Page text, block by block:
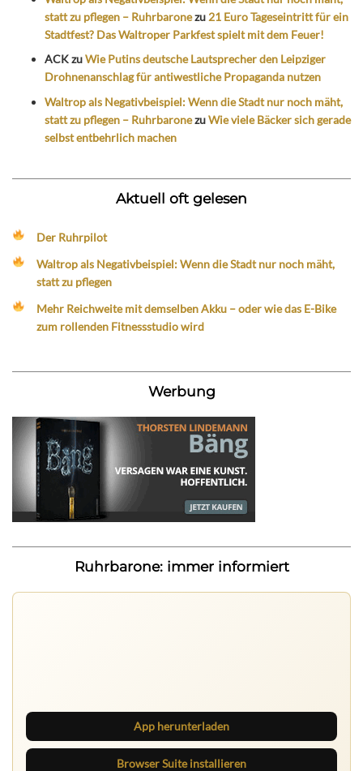
statt zu pflegen – Ruhrbaronezu 21 Euro Tageseintritt für ein
Stadtfest? Das Waltroper Parkfest spielt mit dem Feuer!
ACKzuWie Putins deutsche Lautsprecher den Leipziger
Drohnenanschlag für antiwestliche Propaganda nutzen
Waltrop als Negativbeispiel: Wenn die Stadt nur noch mäht,
statt zu pflegen – RuhrbaronezuWie viele Bäcker sich gerade
selbst entbehrlich machen
Aktuell oft gelesen
Der Ruhrpilot
Waltrop als Negativbeispiel: Wenn die Stadt nur noch mäht,
statt zu pflegen
Mehr Reichweite mit demselben Akku – oder wie das E-Bike
zum rollenden Fitnessstudio wird
Werbung
Ruhrbarone: immer informiert
App herunterladen
Browser Suite installieren